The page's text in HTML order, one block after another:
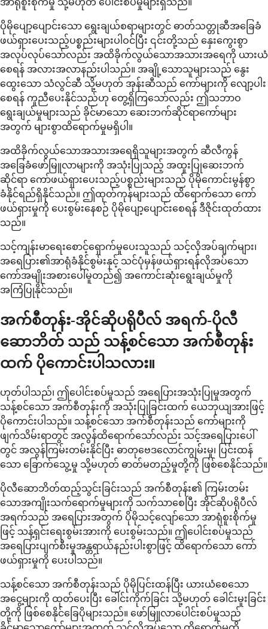
ပိုမိုပျော့ပျောင်းသော ရွေးချယ်စရာများတွင် ဓာတ်သတ္တုဆီအခြေခံ
ဖယ်ရှားပေးသည့်ပစ္စည်းများပါဝင်ပြီး ၎င်းတို့သည် နှေးကွေးစွာ
အလုပ်လုပ်သော်လည်း အထိခိုက်လွယ်သောအသားအရေကို ယားယံ
စေရန် အလားအလာနည်းပါသည်။ အချို့သောသူများသည် နွေး
ထွေးသော သံလွင်ဆီ သို့မဟုတ် အုန်းဆီသည် ကော်များကို လျော့ပါး
စေရန် ကူညီပေးနိုင်သည်ဟု တွေ့ရှိကြသော်လည်း ဤသဘာဝ
ရွေးချယ်မှုများသည် ခိုင်မာသော ဆေးဘက်ဆိုင်ရာကော်များ
အတွက် များစွာထိရောက်မှုမရှိပါ။
အထိခိုက်လွယ်သောအသားအရေရှိသူများအတွက် ဆီလီကွန်
အခြေခံဖော်မြူလာများကို အသုံးပြုသည့် အထူးပြုဆေးဘက်
ဆိုင်ရာ ကော်ဖယ်ရှားပေးသည့်ပစ္စည်းများသည် ပိုမိုကောင်းမွန်စွာ
ခံနိုင်ရည်ရှိနိုင်သည်။ ဤထုတ်ကုန်များသည် ထိရောက်သော ကော်
ဖယ်ရှားမှုကို ပေးစွမ်းနေစဉ် ပိုမိုပျော့ပျောင်းစေရန် ဒီဇိုင်းထုတ်ထား
သည်။
သင့်ကျန်းမာရေးစောင့်ရှောက်မှုပေးသူသည် သင့်လိုအပ်ချက်များ၊
အရေပြား၏အာရုံခံနိုင်စွမ်းနှင့် သင်ပုံမှန်ဖယ်ရှားရန်လိုအပ်သော
ကော်အမျိုးအစားပေါ်မူတည်၍ အကောင်းဆုံးရွေးချယ်မှုကို
အကြံပြုနိုင်သည်။
အက်စီတုန်း-အိုင်ဆိုပရိုပီလ် အရက်-ပိုလီ
ဆောဘိတ် သည် သန့်စင်သော အက်စီတုန်း
ထက် ပိုကောင်းပါသလား။
ဟုတ်ပါသည်၊ ဤပေါင်းစပ်မှုသည် အရေပြားအသုံးပြုမှုအတွက်
သန့်စင်သော အက်စီတုန်းကို အသုံးပြုခြင်းထက် ယေဘုယျအားဖြင့်
ပိုကောင်းပါသည်။ သန့်စင်သော အက်စီတုန်းသည် ကော်များကို
ဖျက်သိမ်းရာတွင် အလွန်ထိရောက်သော်လည်း သင့်အရေပြားပေါ်
တွင် အလွန်ကြမ်းတမ်းနိုင်ပြီး ဓာတုဗေဒလောင်ကျွမ်းမှု၊ ပြင်းထန်
သော ခြောက်သွေ့မှု သို့မဟုတ် ဓာတ်မတည့်မှုတို့ကို ဖြစ်စေနိုင်သည်။
ပိုလီဆောဘိတ်ထည့်သွင်းခြင်းသည် အက်စီတုန်း၏ ကြမ်းတမ်း
သောအကျိုးသက်ရောက်မှုများကို သက်သာစေပြီး အိုင်ဆိုပရိုပီလ်
အရက်သည် အရေပြားအတွက် ပိုမိုသင့်လျော်သော အာရုံစူးစိုက်မှု
ဖြင့် သန့်ရှင်းရေးစွမ်းအားကို ပေးစွမ်းသည်။ ဤပေါင်းစပ်မှုသည်
အရေပြားပျက်စီးမှုအန္တရာယ်နည်းပါးစွာဖြင့် ထိရောက်သော ကော်
ဖယ်ရှားမှုကို ပေးပါသည်။
သန့်စင်သော အက်စီတုန်းသည် ပိုမိုပြင်းထန်ပြီး ယားယံစေသော
အငွေ့များကို ထုတ်ပေးပြီး ခေါင်းကိုက်ခြင်း သို့မဟုတ် ခေါင်းမူးခြင်း
တို့ကို ဖြစ်စေနိုင်ခြေပိုများသည်။ ဖော်မြူလာပေါင်းစပ်မှုသည်